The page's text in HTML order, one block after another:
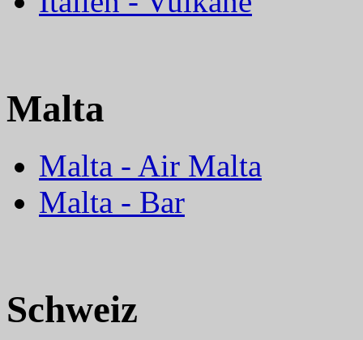
Malta
Malta - Air Malta
Malta - Bar
Schweiz